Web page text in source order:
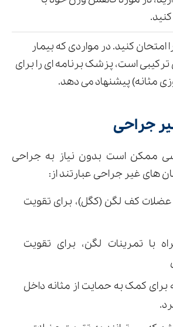
امتحان کنید. در مواردی که بیمار
ترکیبی است، پزشک برنامه ‌ای را برای
مثانه) پیشنهاد می ‌دهد.
جراحی
ممکن است بدون نیاز به جراحی
های غیر جراحی عبارتند از:
کف لگن (کگل)، برای تقویت
با تمرینات لگن، برای تقویت
برای کمک به حمایت از مثانه داخل